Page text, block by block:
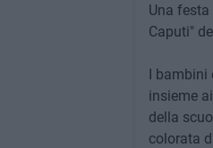
Una
Caputi"
I bambini
insieme
della
colorata